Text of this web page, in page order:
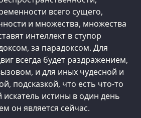
всего сущего,
и множества, множества
интеллект в ступор
за парадоксом. Для
всегда будет раздражением,
и для иных чудесной и
подсказкой, что есть что-то
истины в один день
он является сейчас.